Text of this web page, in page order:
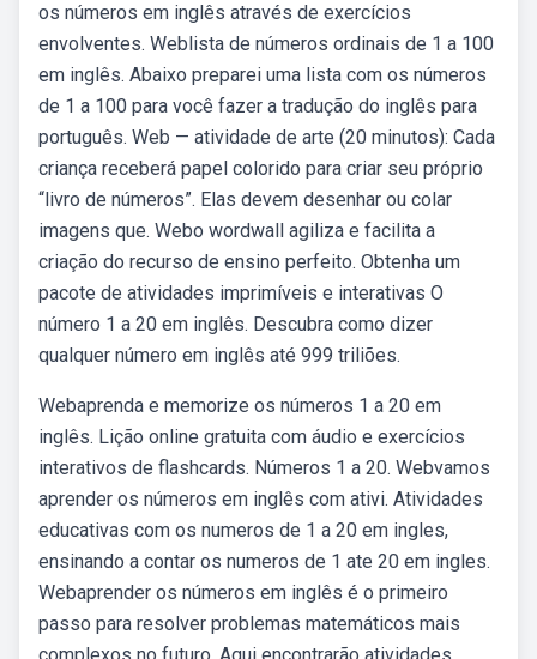
os números em inglês através de exercícios
envolventes. Weblista de números ordinais de 1 a 100
em inglês. Abaixo preparei uma lista com os números
de 1 a 100 para você fazer a tradução do inglês para
português. Web — atividade de arte (20 minutos): Cada
criança receberá papel colorido para criar seu próprio
“livro de números”. Elas devem desenhar ou colar
imagens que. Webo wordwall agiliza e facilita a
criação do recurso de ensino perfeito. Obtenha um
pacote de atividades imprimíveis e interativas O
número 1 a 20 em inglês. Descubra como dizer
qualquer número em inglês até 999 triliões.
Webaprenda e memorize os números 1 a 20 em
inglês. Lição online gratuita com áudio e exercícios
interativos de flashcards. Números 1 a 20. Webvamos
aprender os números em inglês com ativi. Atividades
educativas com os numeros de 1 a 20 em ingles,
ensinando a contar os numeros de 1 ate 20 em ingles.
Webaprender os números em inglês é o primeiro
passo para resolver problemas matemáticos mais